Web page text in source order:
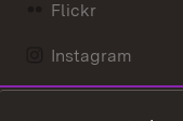
Flickr
Instagram